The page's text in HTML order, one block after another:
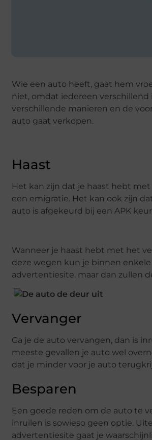
Wie een auto heeft, gaat hem
niet, omdat iedereen verschillend
verschillende manieren en de
auto gaat verkopen.
Haast
Het kan zijn dat je haast hebt
een emigratie. Het kan ook zijn
auto is afgekeurd bij een APK
Wanneer je haast hebt met het
deze wegen kun je binnen
advertentiesite, maar dan zullen
Vervanger
Ga je de auto vervangen, dan is
meeste gevallen je auto wel
dat je minder voor je auto
Besparen
Een goede reden om de auto te
inruilen is sowieso geen optie.
advertentiesite gaat je